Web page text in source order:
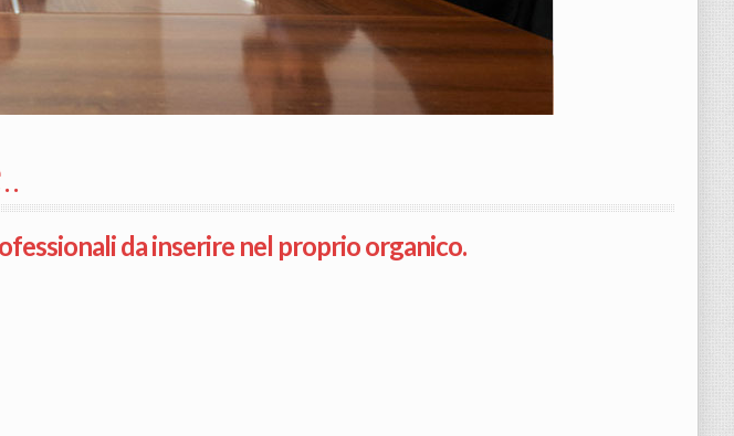
da inserire nel proprio organico.